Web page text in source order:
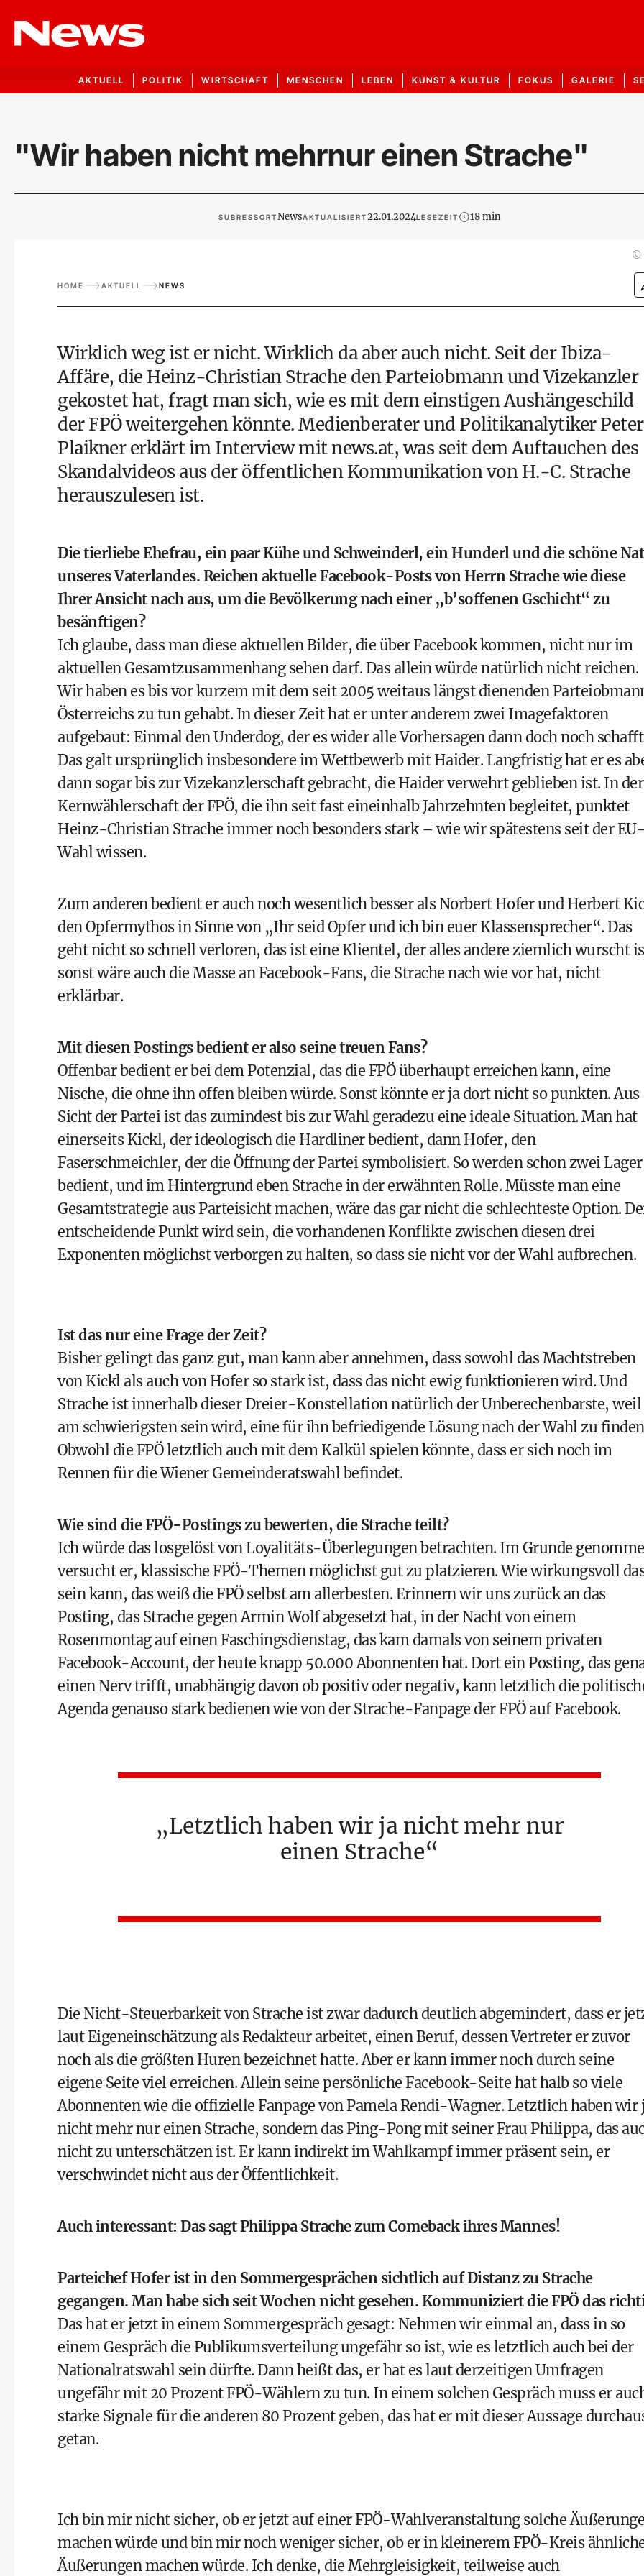
AKTUELL POLITIK WIRTSCHAFT MENSCHEN LEBEN KUNST & KULTUR FOKUS GALERIE
"Wir haben nicht mehrnur einen Strache"
SUBRESSORTNewsAKTUALISIERT22.01.2024LESEZEIT 18 min
©
HOME AKTUELL NEWS
Wirklich weg ist er nicht. Wirklich da aber auch nicht. Seit derIbiza-
Affäre, die Heinz-Christian Strache den Parteiobmann und Vizekanzler
gekostet hat, fragt man sich, wie es mit dem einstigen Aushängeschild
der FPÖ weitergehen könnte. Medienberater und Politikanalytiker Peter
Plaikner erklärt im Interview mit news.at, was seit demAuftauchen des
Skandalvideos aus der öffentlichen Kommunikation von H.-C. Strache
herauszulesen ist.
Die tierliebe Ehefrau, ein paar Kühe und Schweinderl, ein Hunderl und die schöne
unseres Vaterlandes. Reichen aktuelle Facebook-Posts von Herrn Strache wie diese
Ihrer Ansicht nach aus, um die Bevölkerung nach einer „b’soffenen Gschicht“ zu
besänftigen?
Ich glaube, dass man diese aktuellen Bilder, die über Facebook kommen, nicht nur im
aktuellen Gesamtzusammenhang sehen darf. Das allein würde natürlich nicht reichen.
Wir haben es bis vor kurzem mit dem seit 2005 weitaus längst dienenden
Österreichs zu tun gehabt. In dieser Zeit hat er unter anderem zwei Imagefaktoren
aufgebaut: Einmal den Underdog, der es wider alle Vorhersagen dann doch noch
Das galt ursprünglich insbesondere im Wettbewerb mit Haider. Langfristig hat er es
dann sogar bis zur Vizekanzlerschaft gebracht, die Haider verwehrt geblieben ist. In der
Kernwählerschaft der FPÖ, die ihn seit fast eineinhalb Jahrzehnten begleitet, punktet
Heinz-Christian Strache immer noch besonders stark – wie wir spätestens seit der
Wahl wissen.
Zum anderen bedient er auch noch wesentlich besser als Norbert Hoferund Herbert
den Opfermythos in Sinne von „Ihr seid Opfer und ich bin euer Klassensprecher“. Das
geht nicht so schnell verloren, das ist eine Klientel, der alles andere ziemlich wurscht
sonst wäre auch die Masse an Facebook-Fans, die Strache nach wie vor hat, nicht
erklärbar.
Mit diesen Postings bedient er also seine treuen Fans?
Offenbar bedient er bei dem Potenzial, das die FPÖ überhaupt erreichen kann, eine
Nische, die ohne ihn offen bleiben würde. Sonst könnte er ja dort nicht so punkten. Aus
Sicht der Partei ist das zumindest bis zur Wahl geradezu eine ideale Situation. Man hat
einerseits Kickl, der ideologisch die Hardliner bedient, dann Hofer, den
Faserschmeichler, der die Öffnung der Partei symbolisiert. So werden schon zwei Lager
bedient, und im Hintergrund eben Strache in der erwähnten Rolle. Müsste man eine
Gesamtstrategie aus Parteisicht machen, wäre das gar nicht die schlechteste Option.
entscheidende Punkt wird sein, die vorhandenen Konflikte zwischen diesen drei
Exponenten möglichst verborgen zu halten, so dass sie nicht vor der Wahl aufbrechen.
Ist das nur eine Frage der Zeit?
Bisher gelingt das ganz gut, man kann aber annehmen, dass sowohl das Machtstreben
von Kickl als auch von Hofer so stark ist, dass das nicht ewig funktionieren wird. Und
Strache ist innerhalb dieser Dreier-Konstellation natürlich der Unberechenbarste, weil
am schwierigsten sein wird, eine für ihn befriedigende Lösung nach der Wahl zu
Obwohl die FPÖ letztlich auch mit dem Kalkül spielen könnte, dass er sich noch im
Rennen für die Wiener Gemeinderatswahl befindet.
Wie sind die FPÖ-Postings zu bewerten, die Strache teilt?
Ich würde das losgelöst von Loyalitäts-Überlegungen betrachten. Im Grunde
versucht er, klassische FPÖ-Themen möglichst gut zu platzieren. Wie wirkungsvoll
sein kann, das weiß die FPÖ selbst am allerbesten. Erinnern wir uns zurück an das
Posting, das Strache gegen Armin Wolf abgesetzt hat, in der Nacht von einem
Rosenmontag auf einen Faschingsdienstag, das kam damals von seinem privaten
Facebook-Account, der heute knapp 50.000 Abonnenten hat. Dort ein Posting, das
einen Nerv trifft, unabhängig davon ob positiv oder negativ, kann letztlich die
Agenda genauso stark bedienen wie von der Strache-Fanpage der FPÖ auf Facebook.
Letztlich haben wir ja nicht mehr nur
einen Strache
Die Nicht-Steuerbarkeit von Strache ist zwar dadurch deutlich abgemindert, dass er
laut Eigeneinschätzung als Redakteur arbeitet, einen Beruf, dessen Vertreter er zuvor
noch als die größten Huren bezeichnet hatte. Aber er kann immer noch durch seine
eigene Seite viel erreichen. Allein seine persönliche Facebook-Seite hat halb so viele
Abonnenten wie die offizielle Fanpage von Pamela Rendi-Wagner. Letztlich haben wir
nicht mehr nur einen Strache, sondern das Ping-Pong mit seinerFrau Philippa, das
nicht zu unterschätzen ist. Er kann indirekt im Wahlkampf immer präsent sein, er
verschwindet nicht aus der Öffentlichkeit.
Auch interessant: Das sagt Philippa Strache zum Comeback ihres Mannes!
Parteichef Hofer ist in den Sommergesprächen sichtlich auf Distanz zu Strache
gegangen. Man habe sich seit Wochen nicht gesehen. Kommuniziert die FPÖ das
Das hat er jetzt in einem Sommergespräch gesagt: Nehmen wir einmal an, dass in so
einem Gespräch die Publikumsverteilung ungefähr so ist, wie es letztlich auch bei der
Nationalratswahl sein dürfte. Dann heißt das, er hat es laut derzeitigen Umfragen
ungefähr mit 20 Prozent FPÖ-Wählern zu tun. In einem solchen Gespräch muss er
starke Signale für die anderen 80 Prozent geben, das hat er mit dieser Aussage
getan.
Ich bin mir nicht sicher, ob er jetzt auf einer FPÖ-Wahlveranstaltung solche
machen würde und bin mir noch weniger sicher, ob er in kleinerem FPÖ-Kreis
Äußerungen machen würde. Ich denke, die Mehrgleisigkeit, teilweise auch